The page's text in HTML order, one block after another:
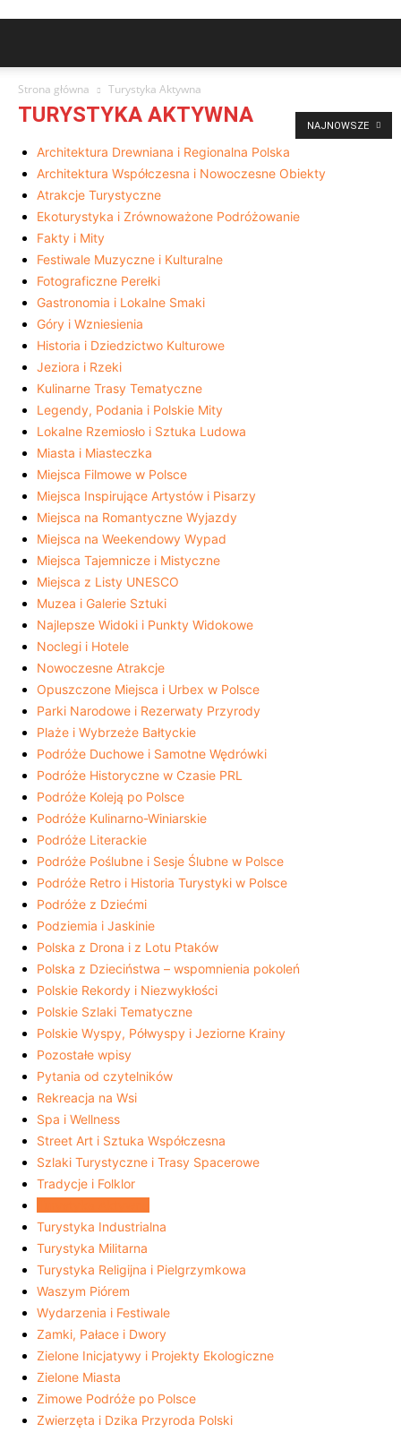
Strona główna Turystyka Aktywna
TURYSTYKA AKTYWNA
Architektura Drewniana i Regionalna Polska
Architektura Współczesna i Nowoczesne Obiekty
Atrakcje Turystyczne
Ekoturystyka i Zrównoważone Podróżowanie
Fakty i Mity
Festiwale Muzyczne i Kulturalne
Fotograficzne Perełki
Gastronomia i Lokalne Smaki
Góry i Wzniesienia
Historia i Dziedzictwo Kulturowe
Jeziora i Rzeki
Kulinarne Trasy Tematyczne
Legendy, Podania i Polskie Mity
Lokalne Rzemiosło i Sztuka Ludowa
Miasta i Miasteczka
Miejsca Filmowe w Polsce
Miejsca Inspirujące Artystów i Pisarzy
Miejsca na Romantyczne Wyjazdy
Miejsca na Weekendowy Wypad
Miejsca Tajemnicze i Mistyczne
Miejsca z Listy UNESCO
Muzea i Galerie Sztuki
Najlepsze Widoki i Punkty Widokowe
Noclegi i Hotele
Nowoczesne Atrakcje
Opuszczone Miejsca i Urbex w Polsce
Parki Narodowe i Rezerwaty Przyrody
Plaże i Wybrzeże Bałtyckie
Podróże Duchowe i Samotne Wędrówki
Podróże Historyczne w Czasie PRL
Podróże Koleją po Polsce
Podróże Kulinarno-Winiarskie
Podróże Literackie
Podróże Poślubne i Sesje Ślubne w Polsce
Podróże Retro i Historia Turystyki w Polsce
Podróże z Dziećmi
Podziemia i Jaskinie
Polska z Drona i z Lotu Ptaków
Polska z Dzieciństwa – wspomnienia pokoleń
Polskie Rekordy i Niezwykłości
Polskie Szlaki Tematyczne
Polskie Wyspy, Półwyspy i Jeziorne Krainy
Pozostałe wpisy
Pytania od czytelników
Rekreacja na Wsi
Spa i Wellness
Street Art i Sztuka Współczesna
Szlaki Turystyczne i Trasy Spacerowe
Tradycje i Folklor
Turystyka Industrialna
Turystyka Militarna
Turystyka Religijna i Pielgrzymkowa
Waszym Piórem
Wydarzenia i Festiwale
Zamki, Pałace i Dwory
Zielone Inicjatywy i Projekty Ekologiczne
Zielone Miasta
Zimowe Podróże po Polsce
Zwierzęta i Dzika Przyroda Polski
NAJNOWSZE